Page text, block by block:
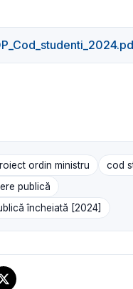
ordin ministru
cod
publică
încheiată [2024]